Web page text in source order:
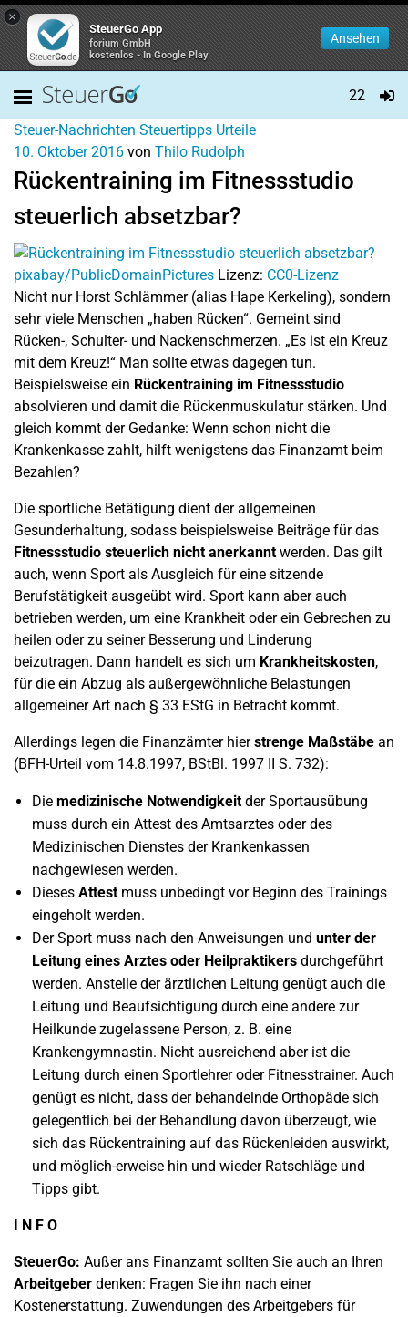
×
SteuerGo App
forium GmbH
kostenlos - In Google Play
Ansehen
22
Steuer-Nachrichten Steuertipps Urteile
10. Oktober 2016 von Thilo Rudolph
Rückentraining im Fitnessstudio
steuerlich absetzbar?
pixabay/PublicDomainPictures Lizenz: CC0-Lizenz
Nicht nur Horst Schlämmer (alias Hape Kerkeling), sondern
sehr viele Menschen „haben Rücken“. Gemeint sind
Rücken-, Schulter- und Nackenschmerzen. „Es ist ein Kreuz
mit dem Kreuz!“ Man sollte etwas dagegen tun.
Beispielsweise ein Rückentraining im Fitnessstudio
absolvieren und damit die Rückenmuskulatur stärken. Und
gleich kommt der Gedanke: Wenn schon nicht die
Krankenkasse zahlt, hilft wenigstens das Finanzamt beim
Bezahlen?
Die sportliche Betätigung dient der allgemeinen
Gesunderhaltung, sodass beispielsweise Beiträge für das
Fitnessstudio steuerlich nicht anerkanntwerden. Das gilt
auch, wenn Sport als Ausgleich für eine sitzende
Berufstätigkeit ausgeübt wird. Sport kann aber auch
betrieben werden, um eine Krankheit oder ein Gebrechen zu
heilen oder zu seiner Besserung und Linderung
beizutragen. Dann handelt es sich um Krankheitskosten,
für die ein Abzug als außergewöhnliche Belastungen
allgemeiner Art nach § 33 EStG in Betracht kommt.
Allerdings legen die Finanzämter hierstrenge Maßstäbe an
(BFH-Urteil vom 14.8.1997, BStBl. 1997 II S. 732):
Die medizinische Notwendigkeitder Sportausübung
muss durch ein Attest des Amtsarztes oder des
Medizinischen Dienstes der Krankenkassen
nachgewiesen werden.
Dieses Attestmuss unbedingt vor Beginn des Trainings
eingeholt werden.
Der Sport muss nach den Anweisungen und unter der
Leitung eines Arztes oder Heilpraktikers durchgeführt
werden. Anstelle der ärztlichen Leitung genügt auch die
Leitung und Beaufsichtigung durch eine andere zur
Heilkunde zugelassene Person, z. B. eine
Krankengymnastin. Nicht ausreichend aber ist die
Leitung durch einen Sportlehrer oder Fitnesstrainer. Auch
genügt es nicht, dass der behandelnde Orthopäde sich
gelegentlich bei der Behandlung davon überzeugt, wie
sich das Rückentraining auf das Rückenleiden auswirkt,
und möglich-erweise hin und wieder Ratschläge und
Tipps gibt.
I N F O
SteuerGo: Außer ans Finanzamt sollten Sie auch an Ihren
Arbeitgeber denken: Fragen Sie ihn nach einer
Kostenerstattung. Zuwendungen des Arbeitgebers für